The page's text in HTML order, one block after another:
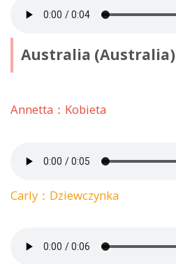
Australia (Australia)
Annetta：Kobieta
Carly：Dziewczynka